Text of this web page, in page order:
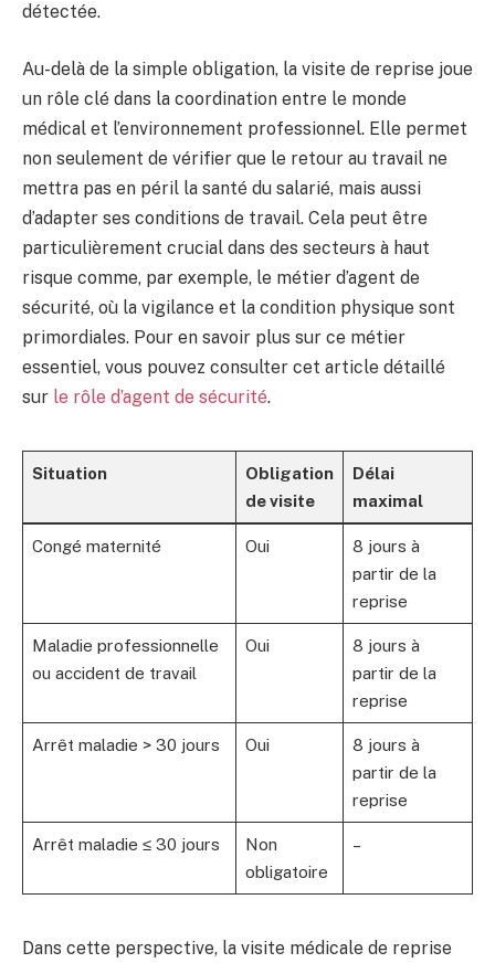
détectée.
Au-delà de la simple obligation, la visite de reprise joue
un rôle clé dans la coordination entre le monde
médical et l’environnement professionnel. Elle permet
non seulement de vérifier que le retour au travail ne
mettra pas en péril la santé du salarié, mais aussi
d’adapter ses conditions de travail. Cela peut être
particulièrement crucial dans des secteurs à haut
risque comme, par exemple, le métier d’agent de
sécurité, où la vigilance et la condition physique sont
primordiales. Pour en savoir plus sur ce métier
essentiel, vous pouvez consulter cet article détaillé
sur le rôle d’agent de sécurité.
Situation
Obligation
de visite
Délai
maximal
Congé maternité Oui
8 jours à
partir de la
reprise
Maladie professionnelle
ou accident de travail
Oui
8 jours à
partir de la
reprise
Arrêt maladie > 30 jours Oui
8 jours à
partir de la
reprise
Arrêt maladie ≤ 30 jours
Non
obligatoire
–
Dans cette perspective, la visite médicale de reprise